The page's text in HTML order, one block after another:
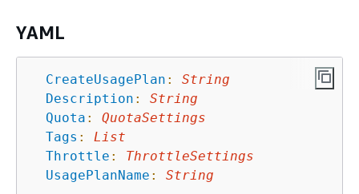
YAML
CreateUsagePlan :
String
Description :
String
Quota :
QuotaSettings
Tags :
List
Throttle :
ThrottleSettings
UsagePlanName : String